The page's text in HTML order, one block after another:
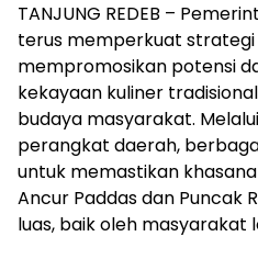
TANJUNG REDEB –
terus memperkuat strategi
mempromosikan potensi
kekayaan kuliner
budaya masyarakat.
perangkat daerah,
untuk memastikan
Ancur Paddas dan Puncak
luas, baik oleh masyarakat